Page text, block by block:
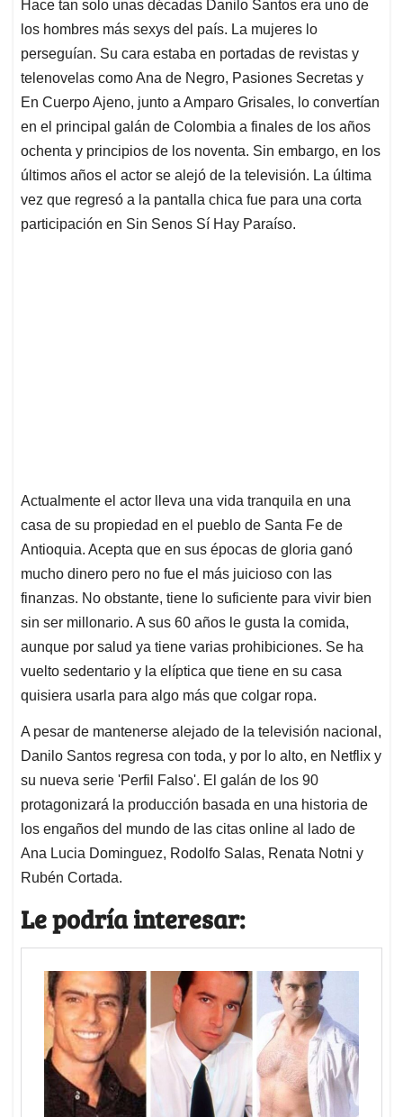
s
A
p
p
b
o
o
k
e
d
I
n
l
a
d
s
Hace tan solo unas décadas Danilo Santos era uno de
los hombres más sexys del país. La mujeres lo
perseguían. Su cara estaba en portadas de revistas y
telenovelas como Ana de Negro, Pasiones Secretas y
En Cuerpo Ajeno, junto a Amparo Grisales, lo convertían
en el principal galán de Colombia a finales de los años
ochenta y principios de los noventa. Sin embargo, en los
últimos años el actor se alejó de la televisión. La última
vez que regresó a la pantalla chica fue para una corta
participación en Sin Senos Sí Hay Paraíso.
Actualmente el actor lleva una vida tranquila en una
casa de su propiedad en el pueblo de Santa Fe de
Antioquia. Acepta que en sus épocas de gloria ganó
mucho dinero pero no fue el más juicioso con las
finanzas. No obstante, tiene lo suficiente para vivir bien
sin ser millonario. A sus 60 años le gusta la comida,
aunque por salud ya tiene varias prohibiciones. Se ha
vuelto sedentario y la elíptica que tiene en su casa
quisiera usarla para algo más que colgar ropa.
A pesar de mantenerse alejado de la televisión nacional,
Danilo Santos regresa con toda, y por lo alto, en Netflix y
su nueva serie 'Perfil Falso'. El galán de los 90
protagonizará la producción basada en una historia de
los engaños del mundo de las citas online al lado de
Ana Lucia Dominguez, Rodolfo Salas, Renata Notni y
Rubén Cortada.
Le podría interesar: